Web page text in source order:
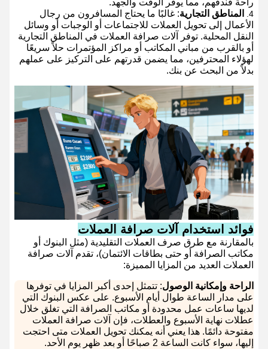
المناطق التجارية: غالبًا ما يحتاج المسافرون من رجال
الأعمال إلى تحويل العملات للاجتماعات أو الوجبات أو وسائل
النقل المحلية. توفر آلات صرافة العملات في المناطق التجارية
أو بالقرب من مباني المكاتب أو مراكز المؤتمرات حلاً سريعًا
لهؤلاء المحترفين، مما يضمن قدرتهم على التركيز على عملهم
بدلاً من البحث عن بنك.
فوائد استخدام آلات صرافة العملات
بالمقارنة مع طرق صرف العملات التقليدية (مثل البنوك أو
مكاتب الصرافة أو حتى بطاقات الائتمان)، تقدم آلات صرافة
العملات العديد من المزايا المميزة:
الراحة وإمكانية الوصول: تتمثل إحدى أكبر المزايا في توفرها
على مدار الساعة طوال أيام الأسبوع. على عكس البنوك التي
لديها ساعات عمل محدودة أو مكاتب الصرافة التي تغلق خلال
عطلات نهاية الأسبوع والعطلات، فإن آلات صرافة العملات
مفتوحة دائمًا. هذا يعني أنه يمكنك تحويل العملات متى احتجت
إليها، سواء كانت الساعة 2 صباحًا أو بعد ظهر يوم الأحد.